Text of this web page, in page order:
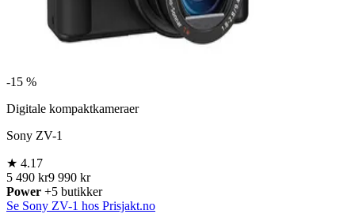
-15 %
Digitale kompaktkameraer
Sony ZV-1
★ 4.17
5 490 kr9 990 kr
Power +5 butikker
Se Sony ZV-1 hos Prisjakt.no